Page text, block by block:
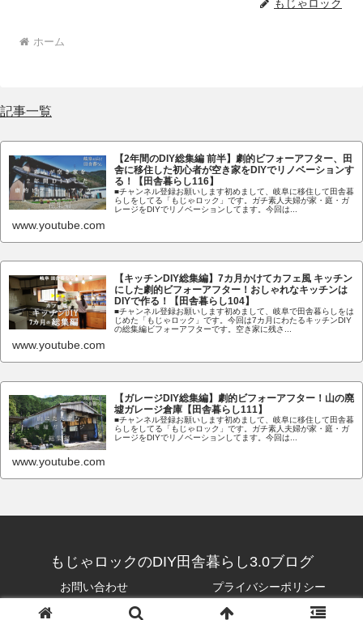
もじゃロック
ホーム
記事一覧
【2年間のDIY総集編 前半】劇的ビフォーアフター、田
舎に移住した初心者が空き家をDIYでリノベーションす
る！【田舎暮らし116】
■チャンネル登録お願いします初めまして、岐阜に移住して田舎暮
らしをしてる「もじゃロック」です。ガチ素人夫婦が家・庭・ガ
レージをDIYでリノベーションしてます。今回は...
www.youtube.com
【キッチンDIY総集編】7カ月かけてカフェ風 キッチン
にした劇的ビフォーアフター！おしゃれなキッチンは
DIYで作る！【田舎暮らし104】
■チャンネル登録お願いします初めまして、岐阜で田舎暮らしをは
じめた「もじゃロック」です。今回は7カ月にわたるキッチンDIY
の総集編ビフォーアフターです。空き家に残さ...
www.youtube.com
【ガレージDIY総集編】劇的ビフォーアフター！山の廃
墟ガレージ倉庫【田舎暮らし111】
■チャンネル登録お願いします初めまして、岐阜に移住して田舎暮
らしをしてる「もじゃロック」です。ガチ素人夫婦が家・庭・ガ
レージをDIYでリノベーションしてます。今回は...
www.youtube.com
もじゃロックのDIY田舎暮らし3.0ブログ
お問い合わせ プライバシーポリシー
© 2020-2026 もじゃロックのDIY田舎暮らし3.0ブログ.